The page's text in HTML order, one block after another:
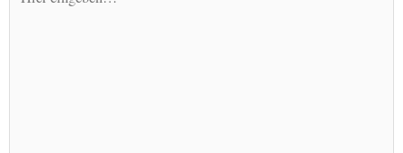
eingeben…